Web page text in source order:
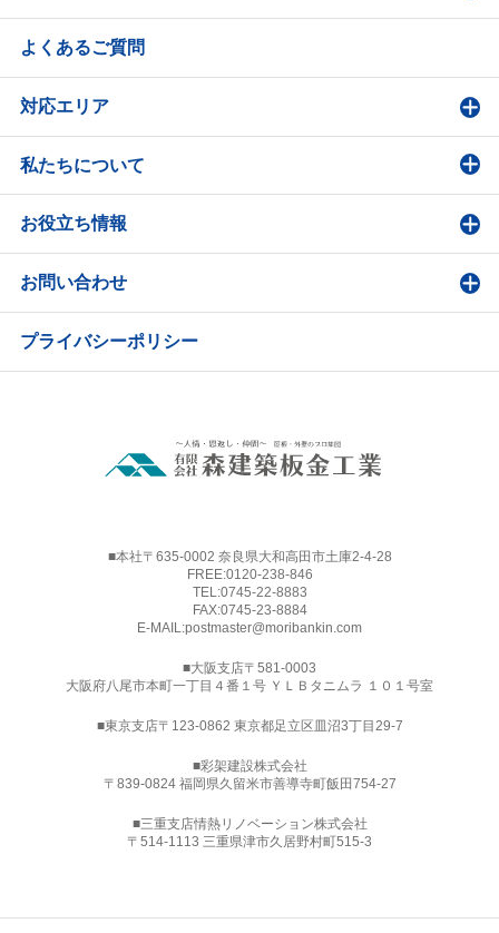
よくあるご質問
対応エリア
私たちについて
お役立ち情報
お問い合わせ
プライバシーポリシー
■本社〒635-0002 奈良県大和高田市土庫2-4-28
FREE:0120-238-846
TEL:0745-22-8883
FAX:0745-23-8884
E-MAIL:postmaster@moribankin.com
■大阪支店〒581-0003
大阪府八尾市本町一丁目４番１号 ＹＬＢタニムラ １０１号室
■東京支店〒123-0862 東京都足立区皿沼3丁目29-7
■彩架建設株式会社
〒839-0824 福岡県久留米市善導寺町飯田754-27
■三重支店情熱リノベーション株式会社
〒514-1113 三重県津市久居野村町515-3